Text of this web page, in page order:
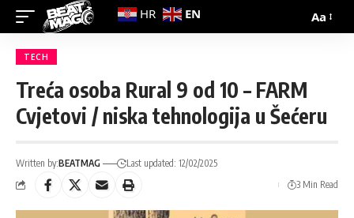
Aa
TECH
Treća osoba Rural 9 od 10 – FARM
Cvjetovi / niska tehnologija u Šećeru
Written by:BEATMAG
Last updated: 12/02/2025
3 Min Read
HR EN